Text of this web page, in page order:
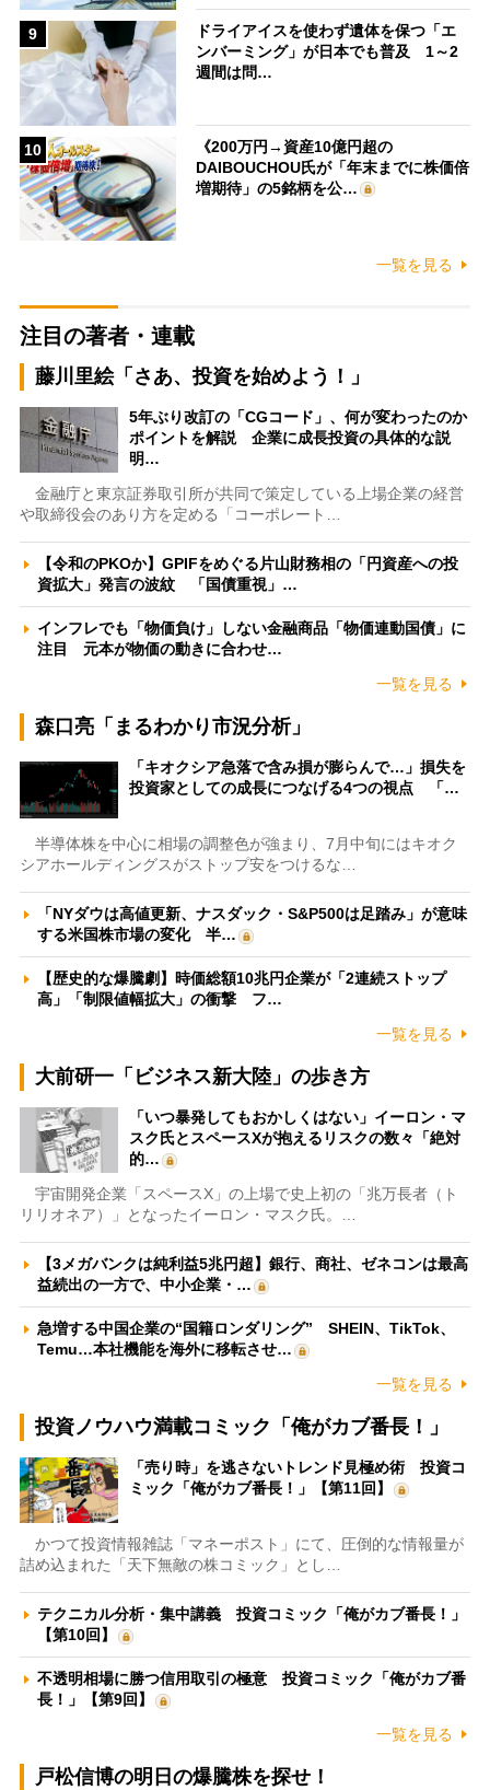
9
ドライアイスを使わず遺体を保つ「エ
ンバーミング」が日本でも普及 1～2
週間は問…
10
《200万円→資産10億円超の
DAIBOUCHOU氏が「年末までに株価倍
増期待」の5銘柄を公…
一覧を見る
注目の著者・連載
藤川里絵「さあ、投資を始めよう！」
5年ぶり改訂の「CGコード」、何が変わったのか
ポイントを解説 企業に成長投資の具体的な説
明…
金融庁と東京証券取引所が共同で策定している上場企業の経営
や取締役会のあり方を定める「コーポレート…
【令和のPKOか】GPIFをめぐる片山財務相の「円資産への投
資拡大」発言の波紋 「国債重視」…
インフレでも「物価負け」しない金融商品「物価連動国債」に
注目 元本が物価の動きに合わせ…
一覧を見る
森口亮「まるわかり市況分析」
「キオクシア急落で含み損が膨らんで…」損失を
投資家としての成長につなげる4つの視点 「…
半導体株を中心に相場の調整色が強まり、7月中旬にはキオク
シアホールディングスがストップ安をつけるな…
「NYダウは高値更新、ナスダック・S&P500は足踏み」が意味
する米国株市場の変化 半…
【歴史的な爆騰劇】時価総額10兆円企業が「2連続ストップ
高」「制限値幅拡大」の衝撃 フ…
一覧を見る
大前研一「ビジネス新大陸」の歩き方
「いつ暴発してもおかしくはない」イーロン・マ
スク氏とスペースXが抱えるリスクの数々「絶対
的…
宇宙開発企業「スペースX」の上場で史上初の「兆万長者（ト
リリオネア）」となったイーロン・マスク氏。…
【3メガバンクは純利益5兆円超】銀行、商社、ゼネコンは最高
益続出の一方で、中小企業・…
急増する中国企業の“国籍ロンダリング” SHEIN、TikTok、
Temu…本社機能を海外に移転させ…
一覧を見る
投資ノウハウ満載コミック「俺がカブ番長！」
「売り時」を逃さないトレンド見極め術 投資コ
ミック「俺がカブ番長！」【第11回】
かつて投資情報雑誌「マネーポスト」にて、圧倒的な情報量が
詰め込まれた「天下無敵の株コミック」とし…
テクニカル分析・集中講義 投資コミック「俺がカブ番長！」
【第10回】
不透明相場に勝つ信用取引の極意 投資コミック「俺がカブ番
長！」【第9回】
一覧を見る
戸松信博の明日の爆騰株を探せ！